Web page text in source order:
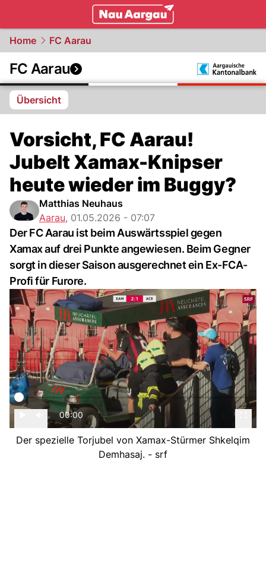
Home FC Aarau
FC Aarau
Übersicht
Vorsicht, FC Aarau!
Jubelt Xamax-Knipser
heute wieder im Buggy?
Matthias Neuhaus
Aarau, 01.05.2026 - 07:07
Der FC Aarau ist beim Auswärtsspiel gegen
Xamax auf drei Punkte angewiesen. Beim Gegner
sorgt in dieser Saison ausgerechnet ein Ex-FCA-
Profi für Furore.
00:00
Der spezielle Torjubel von Xamax-Stürmer Shkelqim
Demhasaj. - srf